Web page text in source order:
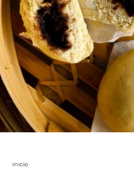
Inicio